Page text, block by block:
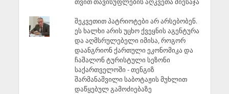
შეკვეთით პატრიოტები არ არსებობენ.
ეს ხალხი არის უცხო ქვეყნის აგენტურა
და აღმსრულებელი იმისა, როგორ
დაანგრიონ ქართული ეკონომიკა და
ჩაშალონ ტურისტული სეზონი
საქართველოში - თენგიზ
შარმანაშვილი საბოტაჟის მუხლით
დაწყებულ გამოძიებაზე